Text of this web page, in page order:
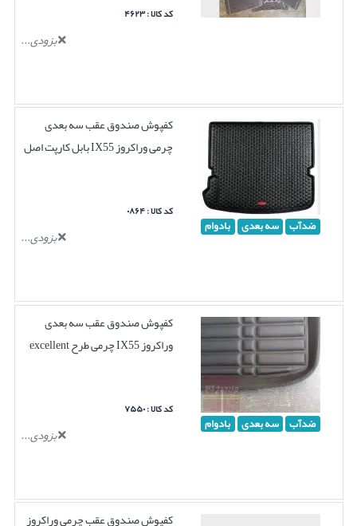
کد کالا : ۴۶۲۳
بزودی...
ضدآب سه بعدی بادوام
کفپوش صندوق عقب سه بعدی
چرمی وراکروز IX55 بابل کارپت اصل
کد کالا : ۰۸۶۴
بزودی...
ضدآب سه بعدی بادوام
کفپوش صندوق عقب سه بعدی
وراکروز IX55 چرمی طرح excellent
کد کالا : ۷۵۵۰
بزودی...
کفپوش صندوق عقب چرمی وراکروز